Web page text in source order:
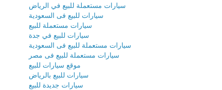
سيارات مستعملة للبيع في الرياض
سيارات للبيع فى السعودية
سيارات مستعملة للبيع
سيارات للبيع في جدة
سيارات مستعملة للبيع فى السعودية
سيارات مستعملة للبيع فى مصر
موقع سيارات للبيع
سيارات للبيع بالرياض
سيارات جديدة للبيع